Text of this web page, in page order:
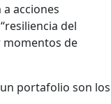
acciones
del
momentos de
portafolio son los